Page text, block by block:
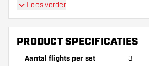
de hand hebt. Deze kunnen
door gebruik.
Lees verder
PRODUCT SPECIFICATIES
Aantal flights per set 3